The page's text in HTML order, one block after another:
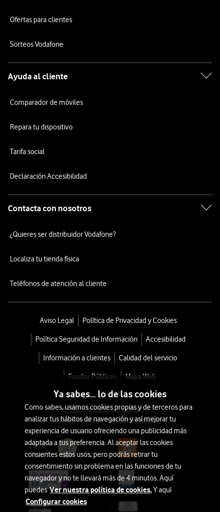
Ofertas para clientes
Sorteos Vodafone
Ayuda al cliente
Comparador de móviles
Repara tu dispositivo
Tarifa social
Declaración Accesibilidad
Contacta con nosotros
¿Quieres ser distribuidor Vodafone?
Localiza tu tienda física
Teléfonos de atención al cliente
Aviso Legal Política de Privacidad y Cookies
Política Seguridad de Información Accesibilidad
Información a clientes Calidad del servicio
Fondos Públicos Mapa Web
© 2026 Vodafone España S.A.U.
Avda. América 115, 28042 Madrid
Ya sabes... lo de las cookies
Como sabes, usamos cookies propias y de terceros para
analizar tus hábitos de navegación y así mejorar tu
experiencia de usuario ofreciendo una publicidad más
adaptada a tus preferencia. Al aceptar las cookies
consientes estos usos, pero podrás retirar tu
consentimiento sin problema en las funciones de tu
navegador y no te llevará más de 4 minutos. Aquí
puedesVer nuestra política de cookies.Y aquí
Configurar cookies